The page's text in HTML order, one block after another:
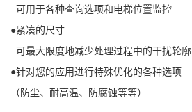
可用于各种查询选项和电梯位置监控
●紧凑的尺寸
可最大限度地减少处理过程中的干扰轮廓
●针对您的应用进行特殊优化的各种选项
（防尘、耐高温、防腐蚀等等）